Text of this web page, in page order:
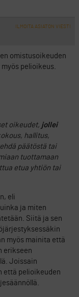
ILMOITA ASIATON VIESTI
omistusoikeuden
pelioikeus.
oikeudet, jollei
hallitus,
päätöstä tai
tuottamaan
etua yhtiön tai
eli
ja miten
Siitä ja sen
myös mainita että
erikseen
Joissain
että pelioikeuden